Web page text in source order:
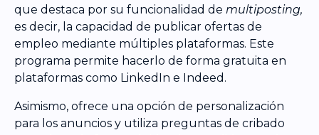
que destaca por su funcionalidad de multiposting,
es decir, la capacidad de publicar ofertas de
empleo mediante múltiples plataformas. Este
programa permite hacerlo de forma gratuita en
plataformas como LinkedIn e Indeed.
Asimismo, ofrece una opción de personalización
para los anuncios y utiliza preguntas de cribado